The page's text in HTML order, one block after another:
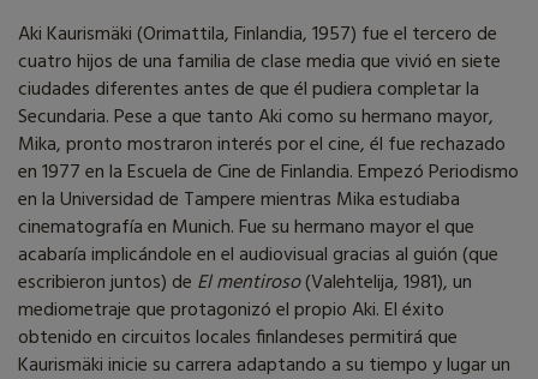
Aki Kaurismäki (Orimattila, Finlandia, 1957) fue el tercero de
cuatro hijos de una familia de clase media que vivió en siete
ciudades diferentes antes de que él pudiera completar la
Secundaria. Pese a que tanto Aki como su hermano mayor,
Mika, pronto mostraron interés por el cine, él fue rechazado
en 1977 en la Escuela de Cine de Finlandia. Empezó Periodismo
en la Universidad de Tampere mientras Mika estudiaba
cinematografía en Munich. Fue su hermano mayor el que
acabaría implicándole en el audiovisual gracias al guión (que
escribieron juntos) de El mentiroso(Valehtelija, 1981), un
mediometraje que protagonizó el propio Aki. El éxito
obtenido en circuitos locales finlandeses permitirá que
Kaurismäki inicie su carrera adaptando a su tiempo y lugar un